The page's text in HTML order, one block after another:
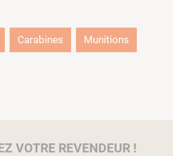
Carabines Munitions
VOTRE REVENDEUR !